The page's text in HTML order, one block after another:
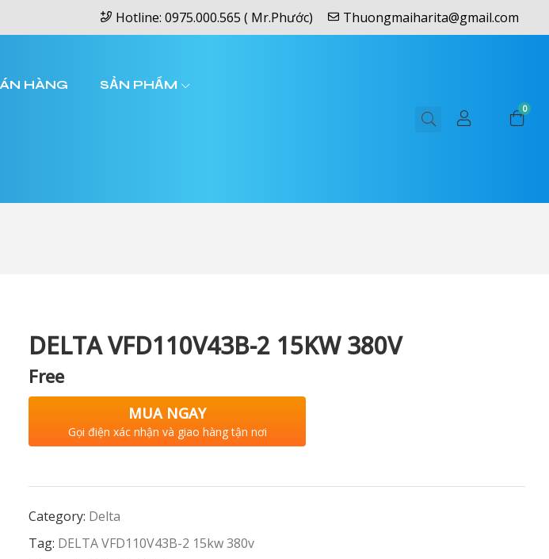
Hotline: 0975.000.565 ( Mr.Phước) Thuongmaiharita@gmail.com
HÀNG SẢN PHẨM
0
DELTA VFD110V43B-2 15KW 380V
Free
MUA NGAY
Gọi điện xác nhận và giao hàng tận nơi
Category: Delta
Tag: DELTA VFD110V43B-2 15kw 380v